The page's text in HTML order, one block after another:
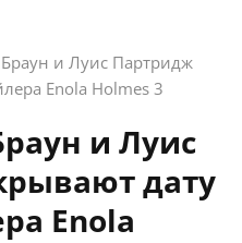
и Луис Партридж
Enola Holmes 3
и Луис
дату
Enola